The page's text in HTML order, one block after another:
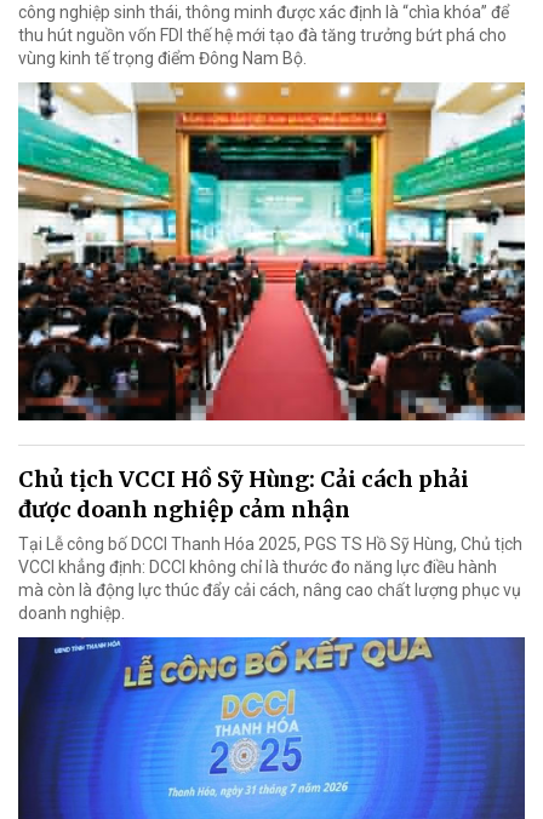
công nghiệp sinh thái, thông minh được xác định là “chìa khóa” để
thu hút nguồn vốn FDI thế hệ mới tạo đà tăng trưởng bứt phá cho
vùng kinh tế trọng điểm Đông Nam Bộ.
Chủ tịch VCCI Hồ Sỹ Hùng: Cải cách phải
được doanh nghiệp cảm nhận
Tại Lễ công bố DCCI Thanh Hóa 2025, PGS TS Hồ Sỹ Hùng, Chủ tịch
VCCI khẳng định: DCCI không chỉ là thước đo năng lực điều hành
mà còn là động lực thúc đẩy cải cách, nâng cao chất lượng phục vụ
doanh nghiệp.